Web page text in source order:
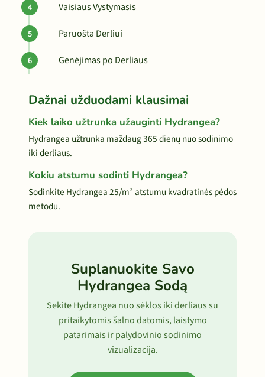
Vaisiaus Vystymasis
Paruošta Derliui
Genėjimas po Derliaus
Dažnai užduodami klausimai
Kiek laiko užtrunka užauginti Hydrangea?
Hydrangea užtrunka maždaug 365 dienų nuo sodinimo
iki derliaus.
Kokiu atstumu sodinti Hydrangea?
Sodinkite Hydrangea 25/m² atstumu kvadratinės pėdos
metodu.
Suplanuokite Savo
Hydrangea Sodą
Sekite Hydrangea nuo sėklos iki derliaus su
pritaikytomis šalno datomis, laistymo
patarimais ir palydovinio sodinimo
vizualizacija.